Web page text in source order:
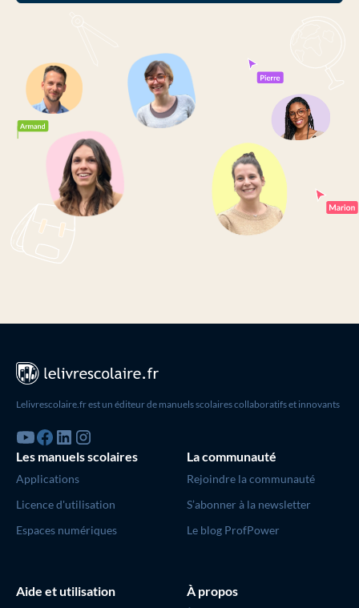
Lelivrescolaire.fr est un éditeur de manuels scolaires collaboratifs et innovants
Les manuels scolaires
Applications
Licence d'utilisation
Espaces numériques
La communauté
Rejoindre la communauté
S’abonner à la newsletter
Le blog ProfPower
Aide et utilisation À propos